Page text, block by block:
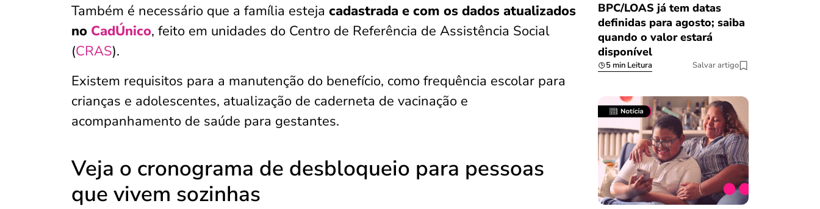
Também é necessário que a família esteja cadastrada e com os dados atualizados
no CadÚnico, feito em unidades do Centro de Referência de Assistência Social
(CRAS).
Existem requisitos para a manutenção do benefício, como frequência escolar para
crianças e adolescentes, atualização de caderneta de vacinação e
acompanhamento de saúde para gestantes.
Veja o cronograma de desbloqueio para pessoas
que vivem sozinhas
BPC/LOAS já tem datas
definidas para agosto; saiba
quando o valor estará
disponível
5 min Leitura Salvar artigo